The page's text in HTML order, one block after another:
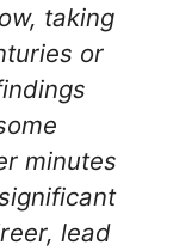
taking
or
minutes
lead